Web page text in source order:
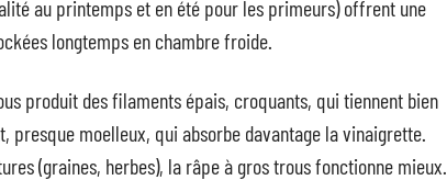
au printemps et en été pour les primeurs) offrent une
longtemps en chambre froide.
produit des filaments épais, croquants, qui tiennent bien
presque moelleux, qui absorbe davantage la vinaigrette.
(graines, herbes), la râpe à gros trous fonctionne mieux.